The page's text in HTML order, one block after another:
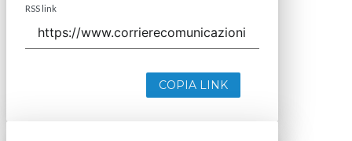
RSS link
COPIA LINK